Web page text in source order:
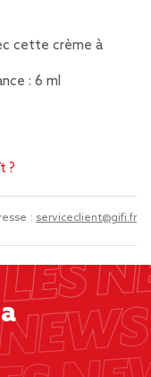
cette crème à
: 6 ml
?
: serviceclient@gifi.fr